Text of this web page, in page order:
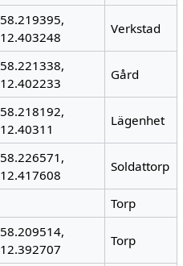
58.219395,
12.403248
Verkstad
58.221338,
12.402233
Gård
58.218192,
12.40311
Lägenhet
58.226571,
12.417608
Soldattorp
Torp
58.209514,
12.392707
Torp